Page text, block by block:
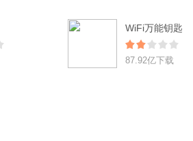
WiFi万能钥匙
87.92亿下载